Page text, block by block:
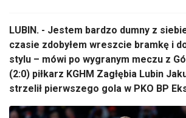
LUBIN. - Jestem bardzo dumny z
czasie zdobyłem wreszcie bramkę i
stylu – mówi po wygranym meczu z
(2:0) piłkarz KGHM Zagłębia Lubin
strzelił pierwszego gola w PKO BP